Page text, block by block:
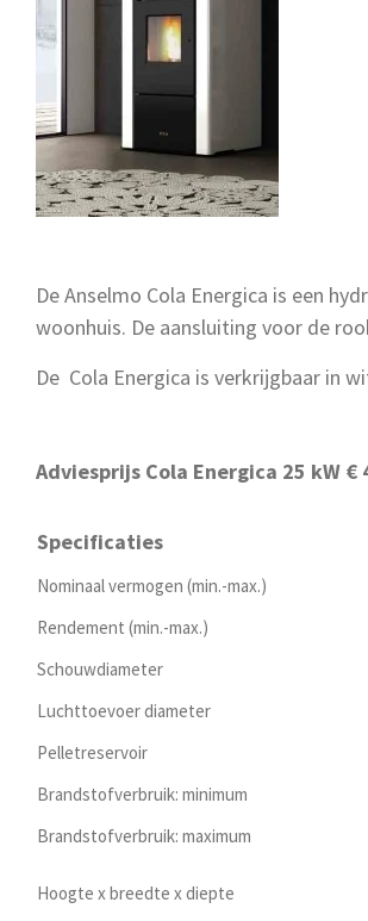
De Anselmo Cola Energica is een
woonhuis. De aansluiting voor de
De Cola Energica is verkrijgbaar in
Adviesprijs Cola Energica 25 kW €
Specificaties
Nominaal vermogen (min.-max.)
Rendement (min.-max.)
Schouwdiameter
Luchttoevoer diameter
Pelletreservoir
Brandstofverbruik: minimum
Brandstofverbruik: maximum
Hoogte x breedte x diepte